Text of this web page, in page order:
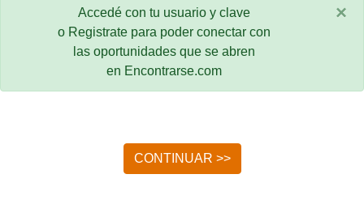
Accedé con tu usuario y clave
o Registrate para poder conectar con
las oportunidades que se abren
en Encontrarse.com
×
CONTINUAR >>